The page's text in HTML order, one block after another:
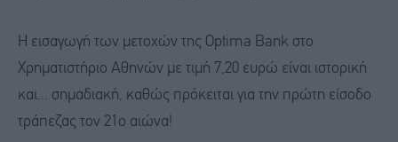
Η εισαγωγή των μετοχών της Optima Bank στο
Χρηματιστήριο Αθηνών με τιμή 7,20 ευρώ είναι ιστορική
και... σημαδιακή, καθώς πρόκειται για την πρώτη είσοδο
τράπεζας τον 21ο αιώνα!